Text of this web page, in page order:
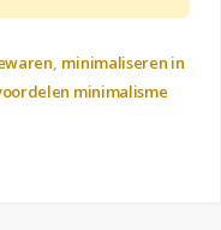
minimaliseren in
minimalisme